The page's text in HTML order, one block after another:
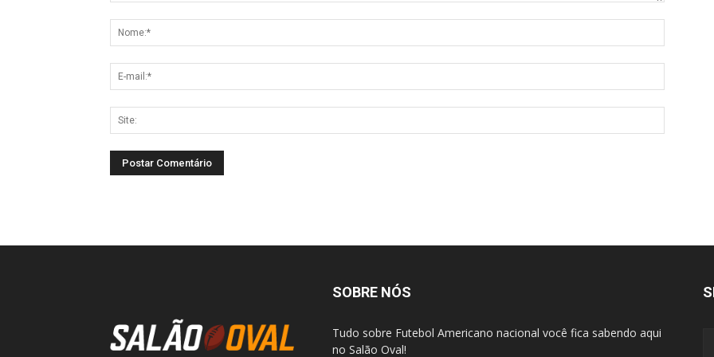
SOBRE NÓS
Tudo sobre Futebol Americano nacional você fica sabendo aqui
no Salão Oval!